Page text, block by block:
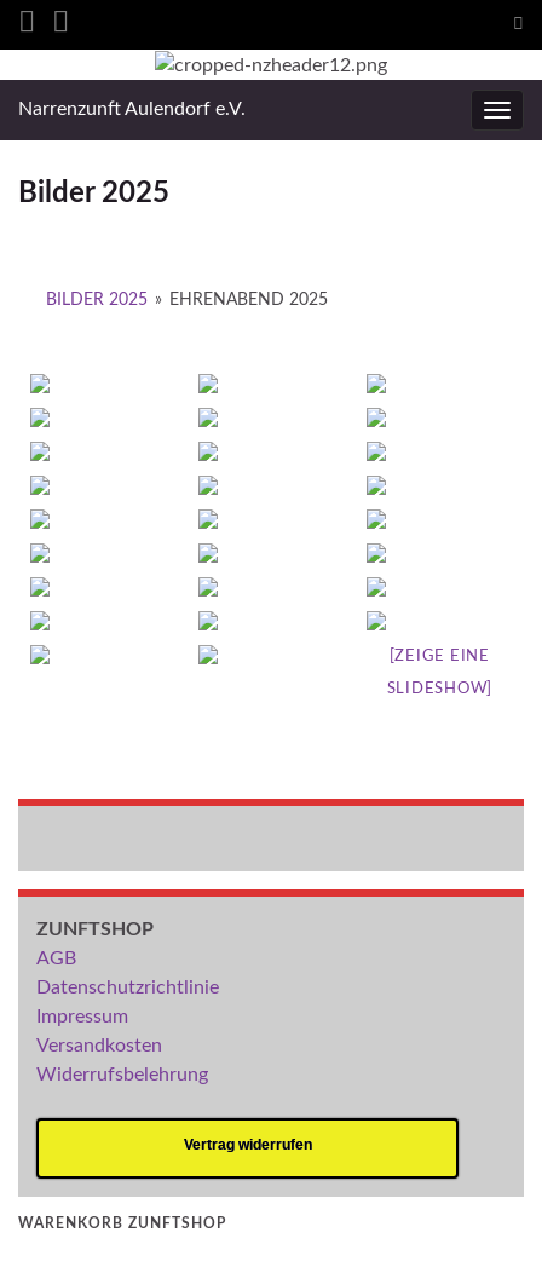
Search for:
Narrenzunft Aulendorf e.V.
Bilder 2025
BILDER 2025 » EHRENABEND 2025
[ZEIGE EINE
SLIDESHOW]
ZUNFTSHOP
AGB
Datenschutzrichtlinie
Impressum
Versandkosten
Widerrufsbelehrung
Vertrag widerrufen
WARENKORB ZUNFTSHOP